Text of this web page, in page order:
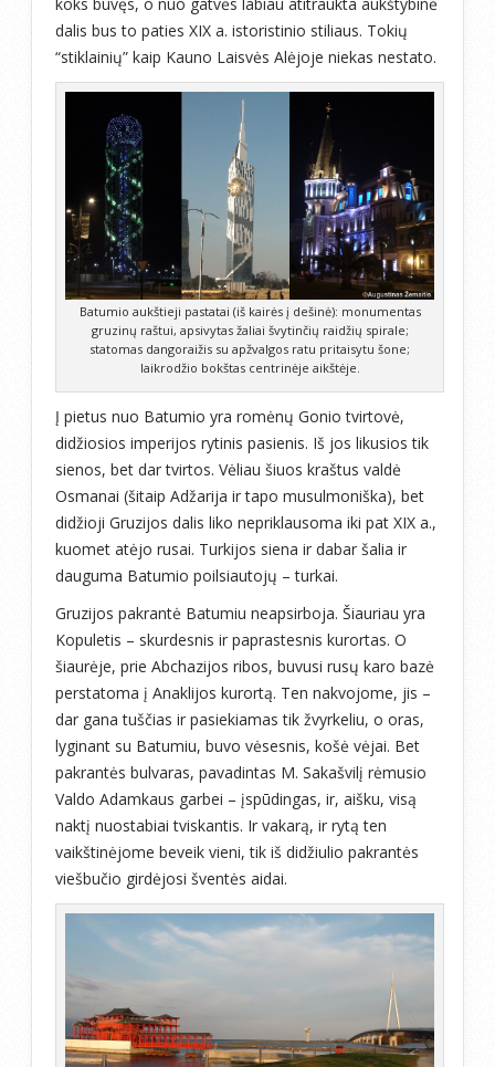
dalis bus to paties XIX a. istoristinio stiliaus. Tokių
“stiklainių” kaip Kauno Laisvės Alėjoje niekas nestato.
Batumio aukštieji pastatai (iš kairės į dešinė): monumentas
gruzinų raštui, apsivytas žaliai švytinčių raidžių spirale;
statomas dangoraižis su apžvalgos ratu pritaisytu šone;
laikrodžio bokštas centrinėje aikštėje.
Į pietus nuo Batumio yra romėnų Gonio tvirtovė,
didžiosios imperijos rytinis pasienis. Iš jos likusios tik
sienos, bet dar tvirtos. Vėliau šiuos kraštus valdė
Osmanai (šitaip Adžarija ir tapo musulmoniška), bet
didžioji Gruzijos dalis liko nepriklausoma iki pat XIX a.,
kuomet atėjo rusai. Turkijos siena ir dabar šalia ir
dauguma Batumio poilsiautojų – turkai.
Gruzijos pakrantė Batumiu neapsirboja. Šiauriau yra
Kopuletis – skurdesnis ir paprastesnis kurortas. O
šiaurėje, prie Abchazijos ribos, buvusi rusų karo bazė
perstatoma į Anaklijos kurortą. Ten nakvojome, jis –
dar gana tuščias ir pasiekiamas tik žvyrkeliu, o oras,
lyginant su Batumiu, buvo vėsesnis, košė vėjai. Bet
pakrantės bulvaras, pavadintas M. Sakašvilį rėmusio
Valdo Adamkaus garbei – įspūdingas, ir, aišku, visą
naktį nuostabiai tviskantis. Ir vakarą, ir rytą ten
vaikštinėjome beveik vieni, tik iš didžiulio pakrantės
viešbučio girdėjosi šventės aidai.